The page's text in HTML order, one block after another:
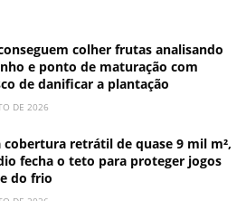
colher frutas analisando
e ponto de maturação com
de danificar a plantação
DE 2026
cobertura retrátil de quase 9 mil m²,
fecha o teto para proteger jogos
do frio